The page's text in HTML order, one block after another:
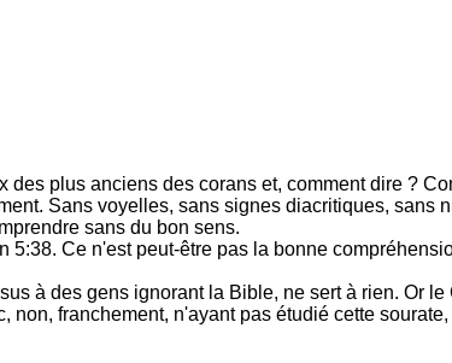
plus anciens des corans et, comment dire ?
Sans voyelles, sans signes diacritiques,
sans du bon sens.
Ce n'est peut-être pas la bonne
à des gens ignorant la Bible, ne sert à rien. Or
franchement, n'ayant pas étudié cette